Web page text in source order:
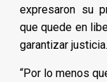
expresaron su
que quede en
garantizar justicia.
“Por lo menos